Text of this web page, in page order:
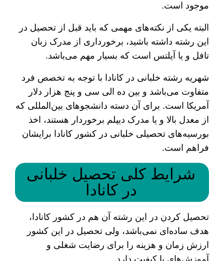
موجود است.
البته یکی از نکته‌های مهمی که باید قبل از تحصیل در
این رشته داشته باشید، برخورداری از مدرک زبان
تافل و یا آیلتس است که بسیار مهم می‌باشد.
شهریه رشته خلبانی در کانادا با توجه به تخصص فرد
متفاوت می‌باشد و بین ده الی سی و پنج هزار دلار
آمریکا است. برای آن دسته دانشجوهای بین‌المللی که
از معدل بالا و یا مدرک دیپلم برخوردار هستند، اخذ
بورسیه‌های تحصیلی خلبانی در کشور کانادا برایشان
فراهم است.
شرایط کلی تحصیل خلبانی
در کانادا
تحصیل کردن در این رشته آن هم در کشور کانادا،
هدف ساده‌ای نمی‌باشد، ولی تحصیل در این کشور
ارزش زمان و هزینه را برای رضایت شغلی و
آموزش‌های با کیفیت دارد.